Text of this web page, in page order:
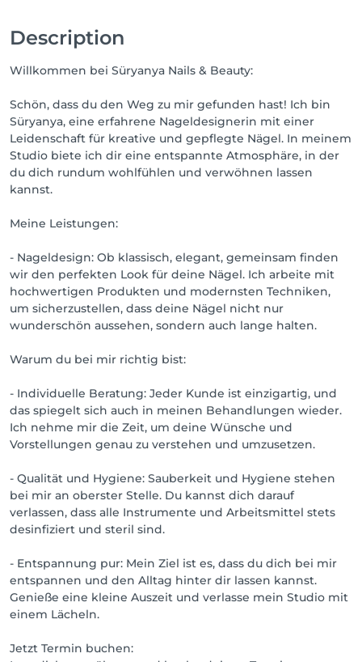
Description
Willkommen bei Süryanya Nails & Beauty:
Schön, dass du den Weg zu mir gefunden hast! Ich bin
Süryanya, eine erfahrene Nageldesignerin mit einer
Leidenschaft für kreative und gepflegte Nägel. In meinem
Studio biete ich dir eine entspannte Atmosphäre, in der
du dich rundum wohlfühlen und verwöhnen lassen
kannst.
Meine Leistungen:
- Nageldesign: Ob klassisch, elegant, gemeinsam finden
wir den perfekten Look für deine Nägel. Ich arbeite mit
hochwertigen Produkten und modernsten Techniken,
um sicherzustellen, dass deine Nägel nicht nur
wunderschön aussehen, sondern auch lange halten.
Warum du bei mir richtig bist:
- Individuelle Beratung: Jeder Kunde ist einzigartig, und
das spiegelt sich auch in meinen Behandlungen wieder.
Ich nehme mir die Zeit, um deine Wünsche und
Vorstellungen genau zu verstehen und umzusetzen.
- Qualität und Hygiene: Sauberkeit und Hygiene stehen
bei mir an oberster Stelle. Du kannst dich darauf
verlassen, dass alle Instrumente und Arbeitsmittel stets
desinfiziert und steril sind.
- Entspannung pur: Mein Ziel ist es, dass du dich bei mir
entspannen und den Alltag hinter dir lassen kannst.
Genieße eine kleine Auszeit und verlasse mein Studio mit
einem Lächeln.
Jetzt Termin buchen: